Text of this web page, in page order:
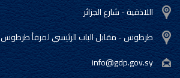
اللاذقية - شارع الجزائر
طرطوس - مقابل الباب الرئيسي لمرفأ طرطوس
info@gdp.gov.sy